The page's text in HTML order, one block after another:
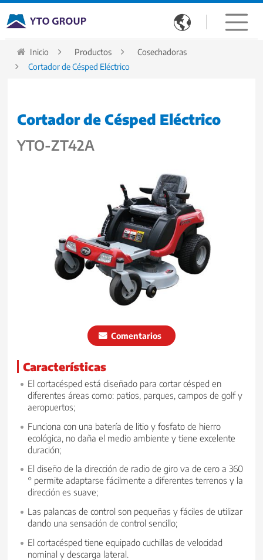

Inicio Productos
Cosechadoras
Cortador de Césped Eléctrico
Cortador de Césped Eléctrico
YTO-ZT42A
Comentarios
Características
El cortacésped está diseñado para cortar césped en
diferentes áreas como: patios, parques, campos de golf y
aeropuertos;
Funciona con una batería de litio y fosfato de hierro
ecológica, no daña el medio ambiente y tiene excelente
duración;
El diseño de la dirección de radio de giro va de cero a 360
° permite adaptarse fácilmente a diferentes terrenos y la
dirección es suave;
Las palancas de control son pequeñas y fáciles de utilizar
dando una sensación de control sencillo;
El cortacésped tiene equipado cuchillas de velocidad
nominal y descarga lateral.